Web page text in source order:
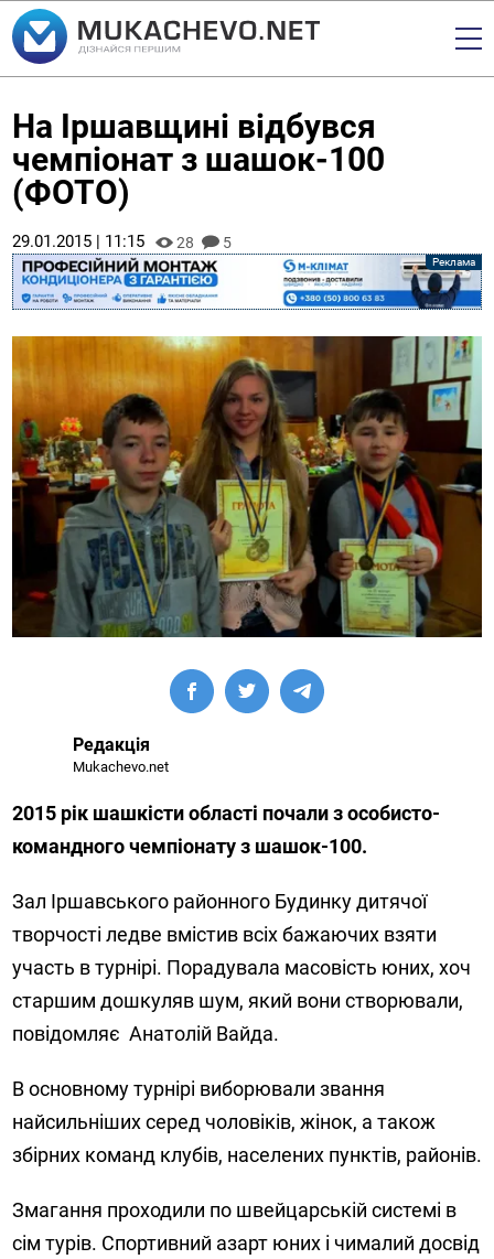
На Іршавщині відбувся
чемпіонат з шашок-100
(ФОТО)
29.01.2015 | 11:15 28 5
Редакція
Mukachevo.net
2015 рік шашкісти області почали з особисто-
командного чемпіонату з шашок-100.
Зал Іршавського районного Будинку дитячої
творчості ледве вмістив всіх бажаючих взяти
участь в турнірі. Порадувала масовість юних, хоч
старшим дошкуляв шум, який вони створювали,
повідомляє Анатолій Вайда.
В основному турнірі виборювали звання
найсильніших серед чоловіків, жінок, а також
збірних команд клубів, населених пунктів, районів.
Змагання проходили по швейцарській системі в
сім турів. Спортивний азарт юних і чималий досвід